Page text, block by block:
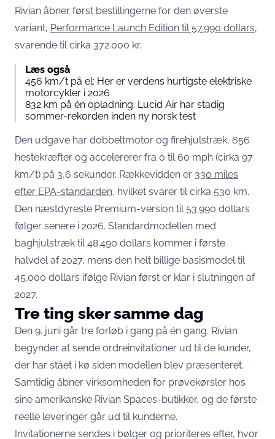
Rivian åbner først bestillingerne for den øverste
variant, Performance Launch Edition til 57.990 dollars,
svarende til cirka 372.000 kr.
Læs også
456 km/t på el: Her er verdens hurtigste elektriske
motorcykler i 2026
832 km på én opladning: Lucid Air har stadig
sommer-rekorden inden ny norsk test
Den udgave har dobbeltmotor og firehjulstræk, 656
hestekræfter og accelererer fra 0 til 60 mph (cirka 97
km/t) på 3,6 sekunder. Rækkevidden er 330 miles
efter EPA-standarden, hvilket svarer til cirka 530 km.
Den næstdyreste Premium-version til 53.990 dollars
følger senere i 2026. Standardmodellen med
baghjulstræk til 48.490 dollars kommer i første
halvdel af 2027, mens den helt billige basismodel til
45.000 dollars ifølge Rivian først er klar i slutningen af
2027.
Tre ting sker samme dag
Den 9. juni går tre forløb i gang på én gang. Rivian
begynder at sende ordreinvitationer ud til de kunder,
der har stået i kø siden modellen blev præsenteret.
Samtidig åbner virksomheden for prøvekørsler hos
sine amerikanske Rivian Spaces-butikker, og de første
reelle leveringer går ud til kunderne.
Invitationerne sendes i bølger og prioriteres efter, hvor